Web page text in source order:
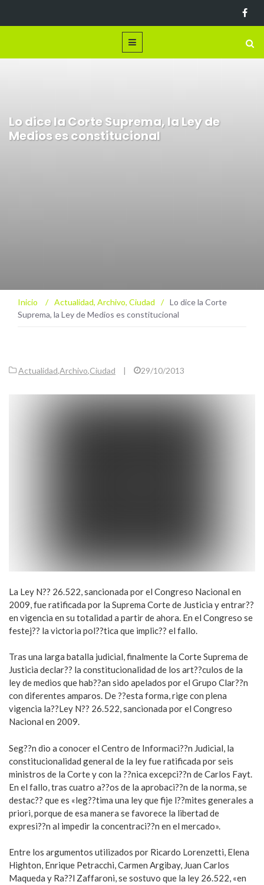
Lo dice la Corte Suprema, la Ley de
Medios es constitucional
Inicio / Actualidad, Archivo, Ciudad / Lo dice la Corte
Suprema, la Ley de Medios es constitucional
Actualidad,Archivo,Ciudad | 29/10/2013
La Ley N?? 26.522, sancionada por el Congreso Nacional en
2009, fue ratificada por la Suprema Corte de Justicia y entrar??
en vigencia en su totalidad a partir de ahora. En el Congreso se
festej?? la victoria pol??tica que implic?? el fallo.
Tras una larga batalla judicial, finalmente la Corte Suprema de
Justicia declar?? la constitucionalidad de los art??culos de la
ley de medios que hab??an sido apelados por el Grupo Clar??n
con diferentes amparos. De ??esta forma, rige con plena
vigencia la??Ley N?? 26.522, sancionada por el Congreso
Nacional en 2009.
Seg??n dio a conocer el Centro de Informaci??n Judicial, la
constitucionalidad general de la ley fue ratificada por seis
ministros de la Corte y con la ??nica excepci??n de Carlos Fayt.
En el fallo, tras cuatro a??os de la aprobaci??n de la norma, se
destac?? que es «leg??tima una ley que fije l??mites generales a
priori, porque de esa manera se favorece la libertad de
expresi??n al impedir la concentraci??n en el mercado».
Entre los argumentos utilizados por Ricardo Lorenzetti, Elena
Highton, Enrique Petracchi, Carmen Argibay, Juan Carlos
Maqueda y Ra??l Zaffaroni, se sostuvo que la ley 26.522, «en